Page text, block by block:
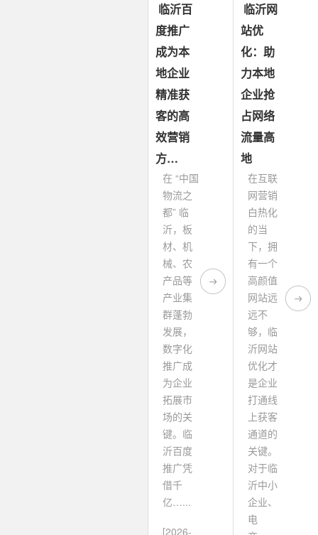
临沂百
度推广
成为本
地企业
精准获
客的高
效营销
方…
在 “中国
物流之
都” 临
沂，板
材、机
械、农
产品等
产业集
群蓬勃
发展，
数字化
推广成
为企业
拓展市
场的关
键。临
沂百度
推广凭
借千
亿…...
[2026-
临沂网
站优
化：助
力本地
企业抢
占网络
流量高
地
在互联
网营销
白热化
的当
下，拥
有一个
高颜值
网站远
远不
够，临
沂网站
优化才
是企业
打通线
上获客
通道的
关键。
对于临
沂中小
企业、
电